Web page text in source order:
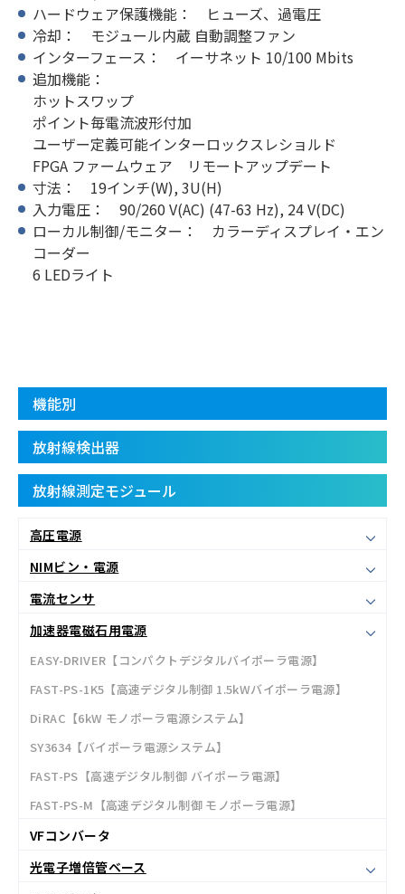
ハードウェア保護機能： ヒューズ、過電圧
冷却： モジュール内蔵 自動調整ファン
インターフェース： イーサネット 10/100 Mbits
追加機能：
ホットスワップ
ポイント毎電流波形付加
ユーザー定義可能インターロックスレショルド
FPGA ファームウェア リモートアップデート
寸法： 19インチ(W), 3U(H)
入力電圧： 90/260 V(AC) (47-63 Hz), 24 V(DC)
ローカル制御/モニター： カラーディスプレイ・エン
コーダー
6 LEDライト
機能別
放射線検出器
放射線測定モジュール
高圧電源
NIMビン・電源
電流センサ
加速器電磁石用電源
EASY-DRIVER【コンパクトデジタルバイポーラ電源】
FAST-PS-1K5【高速デジタル制御 1.5kWバイポーラ電源】
DiRAC【6kW モノポーラ電源システム】
SY3634【バイポーラ電源システム】
FAST-PS【高速デジタル制御 バイポーラ電源】
FAST-PS-M【高速デジタル制御 モノポーラ電源】
VFコンバータ
光電子増倍管ベース